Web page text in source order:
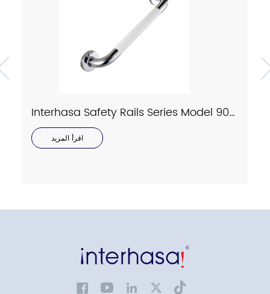
Interhasa Safety Rails Series Model 9023
اقرأ المزيد